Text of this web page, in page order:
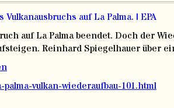
auf La Palma beendet. Doch der
Reinhard Spiegelhauer über
vulkan-wiederaufbau-101.html